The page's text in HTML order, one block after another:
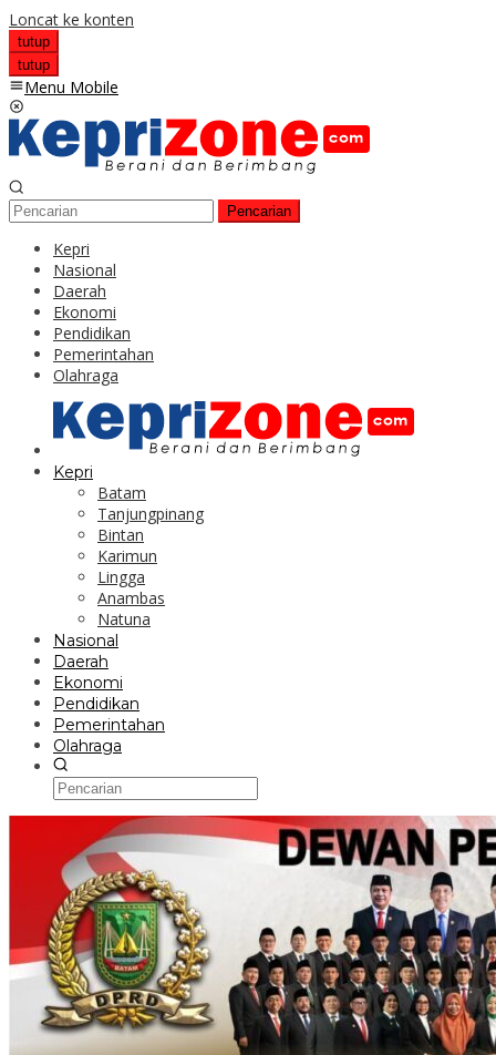
Loncat ke konten
tutup
tutup
Menu Mobile
Pencarian
Kepri
Nasional
Daerah
Ekonomi
Pendidikan
Pemerintahan
Olahraga
Kepri
Batam
Tanjungpinang
Bintan
Karimun
Lingga
Anambas
Natuna
Nasional
Daerah
Ekonomi
Pendidikan
Pemerintahan
Olahraga